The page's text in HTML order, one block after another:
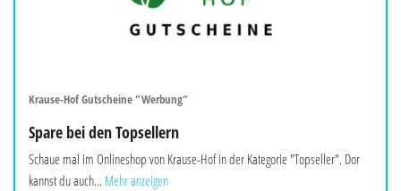
Krause-Hof Gutscheine "Werbung"
Spare bei den Topsellern
Schaue mal im Onlineshop von Krause-Hof in der Kategorie "Topseller". Dor
kannst du auch... Mehr anzeigen